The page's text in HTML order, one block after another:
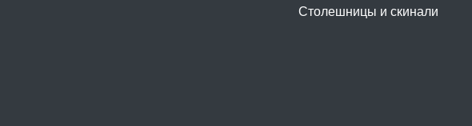
Столешницы и скинали